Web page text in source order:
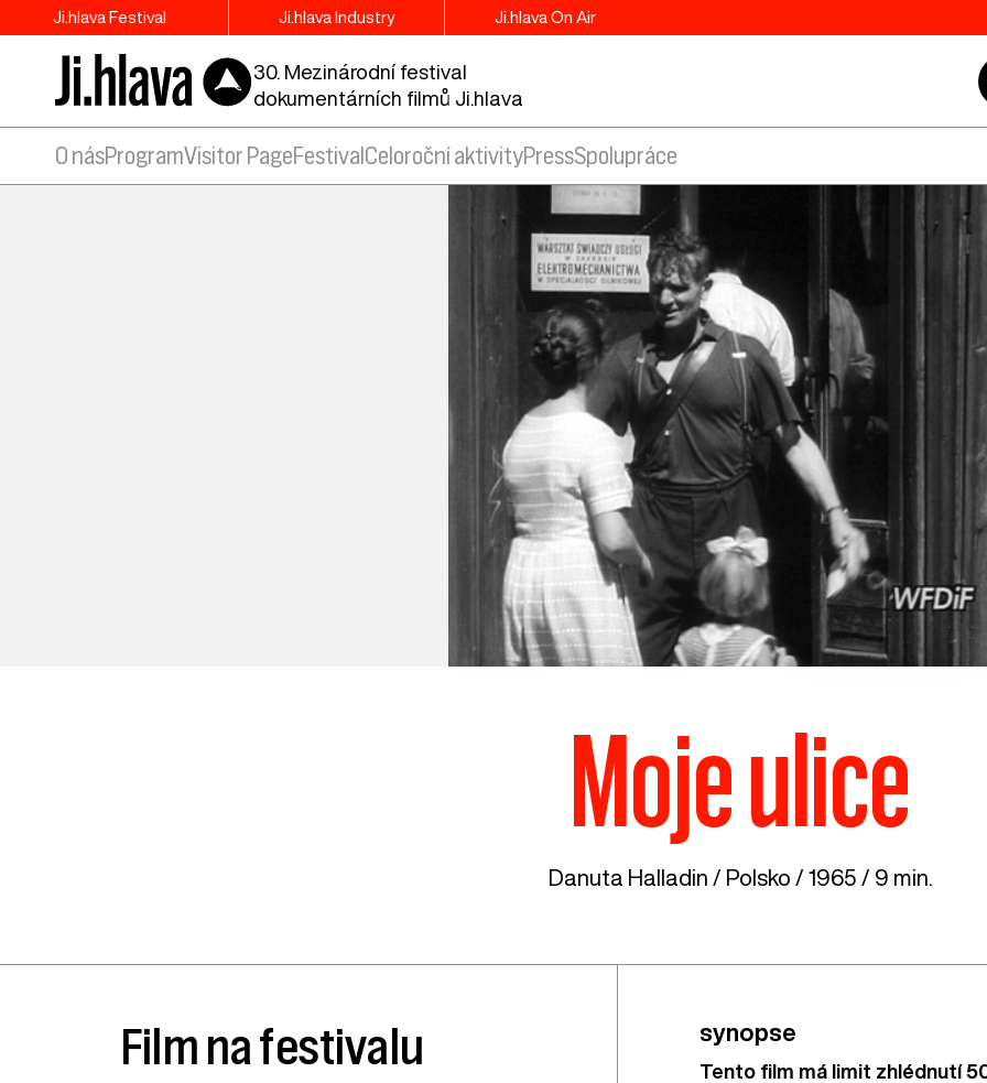
Ji.hlava Festival Ji.hlava Industry Ji.hlava On Air
30. Mezinárodní festival
dokumentárních filmů Ji.hlava
O násProgramVisitor PageFestival Celoroční aktivityPressSpolupráce
Moje ulice
Danuta Halladin / Polsko / 1965 / 9 min.
synopse
Tento film má limit zhlédnutí
Film na festivalu